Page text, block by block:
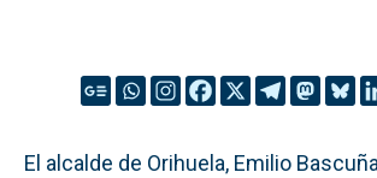
El alcalde de Orihuela, Emilio